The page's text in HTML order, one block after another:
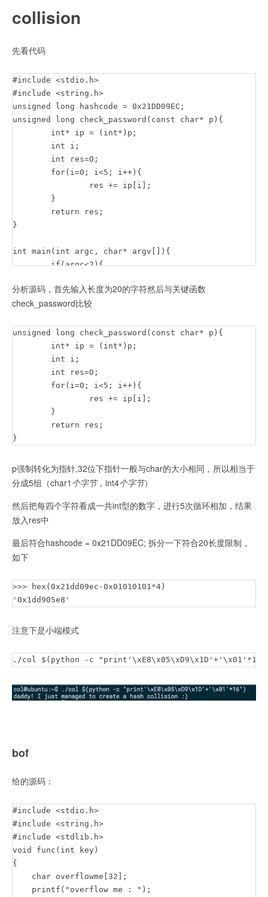
collision
先看代码
#include <stdio.h>
#include <string.h>
unsigned long hashcode = 0x21DD09EC;
unsigned long check_password(const char* p){
}
int main(int argc, char* argv[]){
	if(argc<2){
		return 0;
	}
		printf("passcode length should be 20 bytes\n");
		return 0;
		return 0;
	else
}
分析源码，首先输入长度为20的字符然后与关键函数
check_password比较
unsigned long check_password(const char* p){
}
p强制转化为指针,32位下指针一般与char的大小相同，所以相当于
分成5组（char1 个字节，int4个字节）
然后把每四个字符看成一共int型的数字，进行5次循环相加，结果
放入res中
最后符合hashcode = 0x21DD09EC; 拆分一下符合20长度限制，
如下
>>> hex(0x21dd09ec-0x01010101*4)
'0x1dd905e8'
注意下是小端模式
./col $(python -c
bof
给的源码：
#include <stdio.h>
#include <string.h>
#include <stdlib.h>
void func(int key)
{
    char overflowme[32];
    printf("overflow me : ");